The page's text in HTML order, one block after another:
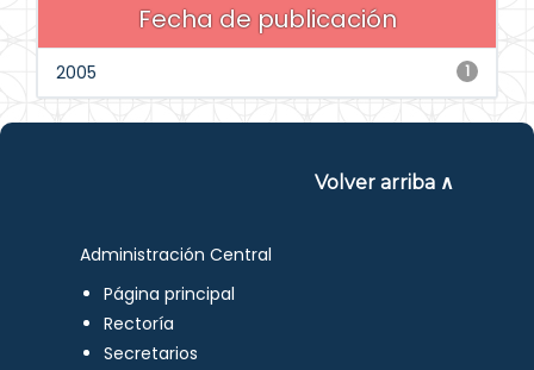
Fecha de publicación
1
2005
Volver arriba ∧
Administración Central
Página principal
Rectoría
Secretarios